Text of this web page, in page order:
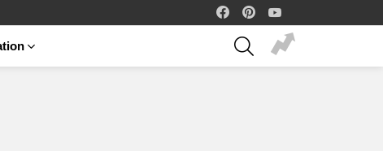
facebook
SEARCH